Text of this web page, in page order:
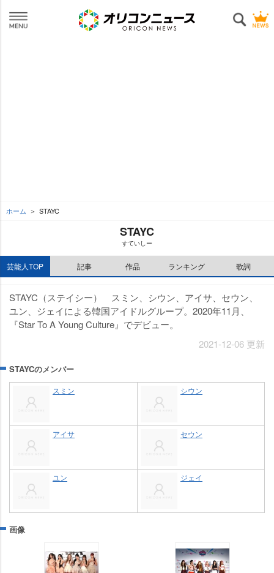
ホーム STAYC
STAYC
すていしー
芸能人TOP 記事 作品 ランキング 歌詞
STAYC（ステイシー） スミン、シウン、アイサ、セウン、
ユン、ジェイによる韓国アイドルグループ。2020年11月、
『Star To A Young Culture』でデビュー。
2021-12-06 更新
STAYCのメンバー
スミン シウン
アイサ セウン
ユン ジェイ
画像